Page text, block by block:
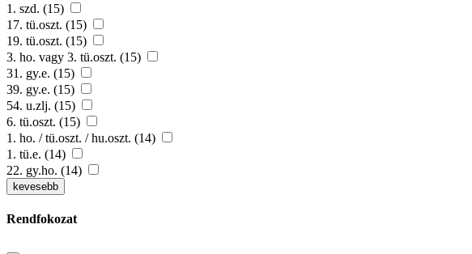
1. szd. (15)
17. tü.oszt. (15)
19. tü.oszt. (15)
3. ho. vagy 3. tü.oszt. (15)
31. gy.e. (15)
39. gy.e. (15)
54. u.zlj. (15)
6. tü.oszt. (15)
1. ho. / tü.oszt. / hu.oszt. (14)
1. tü.e. (14)
22. gy.ho. (14)
kevesebb
Rendfokozat